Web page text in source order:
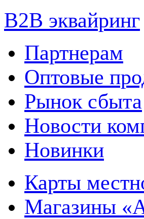
B2B эквайринг
Партнерам
Оптовые
Рынок сбыта
Новости
Новинки
Карты
Магазины